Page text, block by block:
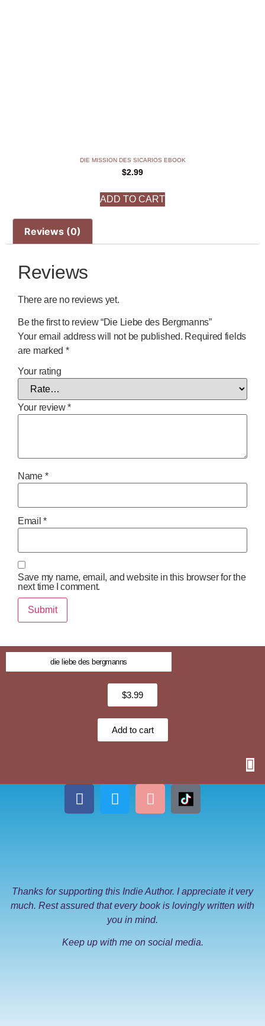
DIE MISSION DES SICARIOS EBOOK
$2.99
ADD TO CART
Reviews (0)
Reviews
There are no reviews yet.
Be the first to review “Die Liebe des Bergmanns”
Your email address will not be published. Required fields
are marked *
Your rating
Your review*
Name *
Email*
Save my name, email, and website in this browser for the
next time I comment.
die liebe des bergmanns
$3.99
Add to cart
Thanks for supporting this Indie Author. I appreciate it very
much. Rest assured that every book is lovingly written with
you in mind.
Keep up with me on social media.